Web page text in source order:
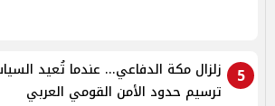
5
زلزال مكة الدفاعي... عندما تُعيد
ترسيم حدود الأمن القومي العربي